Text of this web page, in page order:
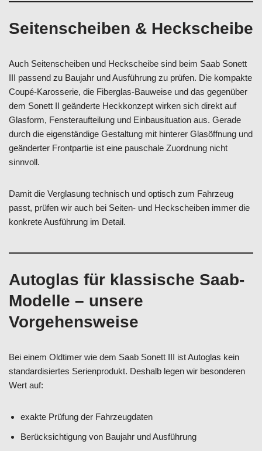
Seitenscheiben & Heckscheibe
Auch Seitenscheiben und Heckscheibe sind beim Saab Sonett
III passend zu Baujahr und Ausführung zu prüfen. Die kompakte
Coupé-Karosserie, die Fiberglas-Bauweise und das gegenüber
dem Sonett II geänderte Heckkonzept wirken sich direkt auf
Glasform, Fensteraufteilung und Einbausituation aus. Gerade
durch die eigenständige Gestaltung mit hinterer Glasöffnung und
geänderter Frontpartie ist eine pauschale Zuordnung nicht
sinnvoll.
Damit die Verglasung technisch und optisch zum Fahrzeug
passt, prüfen wir auch bei Seiten- und Heckscheiben immer die
konkrete Ausführung im Detail.
Autoglas für klassische Saab-
Modelle – unsere
Vorgehensweise
Bei einem Oldtimer wie dem Saab Sonett III ist Autoglas kein
standardisiertes Serienprodukt. Deshalb legen wir besonderen
Wert auf:
exakte Prüfung der Fahrzeugdaten
Berücksichtigung von Baujahr und Ausführung